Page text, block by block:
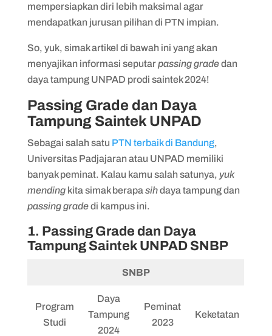
mempersiapkan diri lebih maksimal agar
mendapatkan jurusan pilihan di PTN impian.
So, yuk, simak artikel di bawah ini yang akan
menyajikan informasi seputarpassing gradedan
daya tampung UNPAD prodi saintek 2024!
Passing Grade dan Daya
Tampung Saintek UNPAD
Sebagai salah satu PTN terbaik di Bandung,
Universitas Padjajaran atau UNPAD memiliki
banyak peminat. Kalau kamu salah satunya, yuk
mending kita simak berapa sihdaya tampung dan
passing gradedi kampus ini.
1. Passing Grade dan Daya
Tampung Saintek UNPAD SNBP
SNBP
Program
Studi
Daya
Tampung
2024
Peminat
2023
Keketatan